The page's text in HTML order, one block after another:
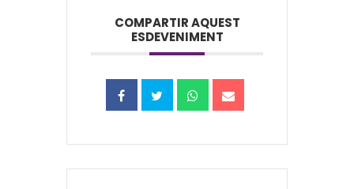
COMPARTIR AQUEST
ESDEVENIMENT